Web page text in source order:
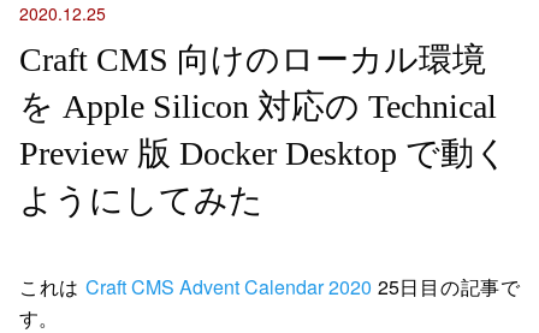
2020.12.25
Craft CMS 向けのローカル環境
を Apple Silicon 対応の Technical
Preview 版 Docker Desktop で動く
ようにしてみた
これは Craft CMS Advent Calendar 2020 25日目の記事で
す。